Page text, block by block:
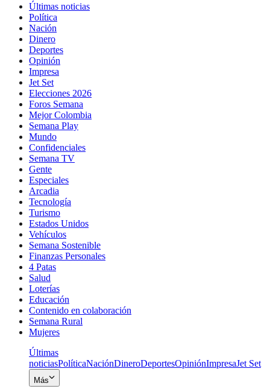
Últimas noticias
Política
Nación
Dinero
Deportes
Opinión
Impresa
Jet Set
Elecciones 2026
Foros Semana
Mejor Colombia
Semana Play
Mundo
Confidenciales
Semana TV
Gente
Especiales
Arcadia
Tecnología
Turismo
Estados Unidos
Vehículos
Semana Sostenible
Finanzas Personales
4 Patas
Salud
Loterías
Educación
Contenido en colaboración
Semana Rural
Mujeres
Últimas
noticiasPolíticaNaciónDineroDeportesOpiniónImpresaJet Set
Más